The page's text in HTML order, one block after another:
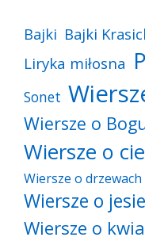
Bajki Bajki
Liryka miłosna
Sonet
Wiersze o
Wiersze o
Wiersze o drzewach
Wiersze o
Wiersze o